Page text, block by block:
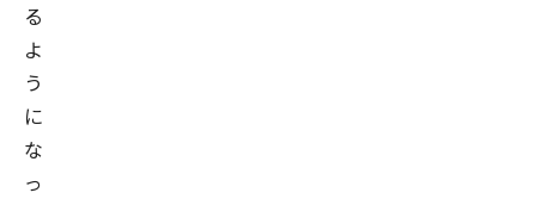
る
よ
う
に
な
っ